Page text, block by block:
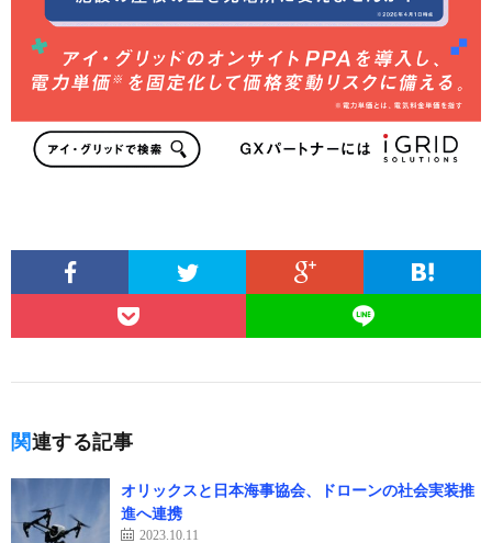
関連する記事
オリックスと日本海事協会、ドローンの社会実装推
進へ連携
2023.10.11